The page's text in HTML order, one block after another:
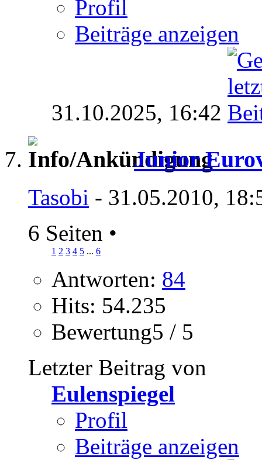
Profil
Beiträge anzeigen
31.10.2025, 16:42
Junior
Tasobi - 31.05.2010,
6 Seiten •
1 2 3 4 5 ... 6
Antworten: 84
Hits: 54.235
Bewertung5 / 5
Letzter Beitrag von
Eulenspiegel
Profil
Beiträge anzeigen